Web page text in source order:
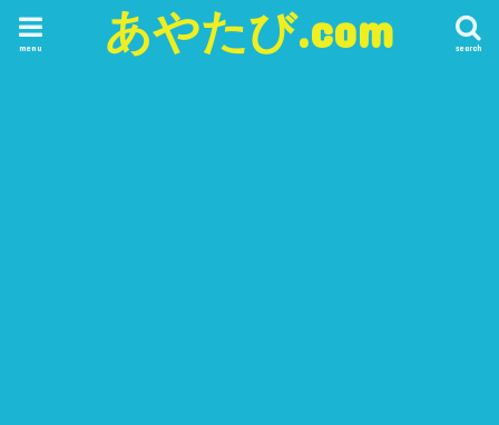
あやたび.com search
menu